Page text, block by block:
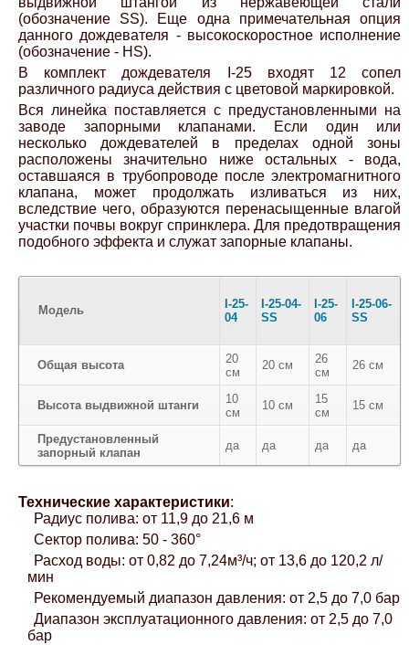
(обозначение SS). Еще одна примечательная опция
данного дождевателя - высокоскоростное исполнение
(обозначение - HS).
В комплект дождевателя I-25 входят 12 сопел
различного радиуса действия c цветовой маркировкой.
Вся линейка поставляется с предустановленными на
заводе запорными клапанами. Если один или
несколько дождевателей в пределах одной зоны
расположены значительно ниже остальных - вода,
оставшаяся в трубопроводе после электромагнитного
клапана, может продолжать изливаться из них,
вследствие чего, образуются перенасыщенные влагой
участки почвы вокруг спринклера. Для предотвращения
подобного эффекта и служат запорные клапаны.
Модель
I-25-
04
I-25-04-
SS
I-25-
06
I-25-06-
SS
Общая высота
20
см
20 см
26
см
26 см
Высота выдвижной штанги
10
см
10 см
15
см
15 см
Предустановленный
запорный клапан
да да да да
Технические характеристики:
Радиус полива: от 11,9 до 21,6 м
Сектор полива: 50 - 360°
Расход воды: от 0,82 до 7,24м³/ч; от 13,6 до 120,2 л/
мин
Рекомендуемый диапазон давления: от 2,5 до 7,0 бар
Диапазон эксплуатационного давления: от 2,5 до 7,0
бар